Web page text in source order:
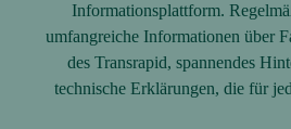
Informationsplattform.
umfangreiche Informationen über
des Transrapid, spannendes
technische Erklärungen, die für